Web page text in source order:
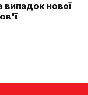
випадок нової